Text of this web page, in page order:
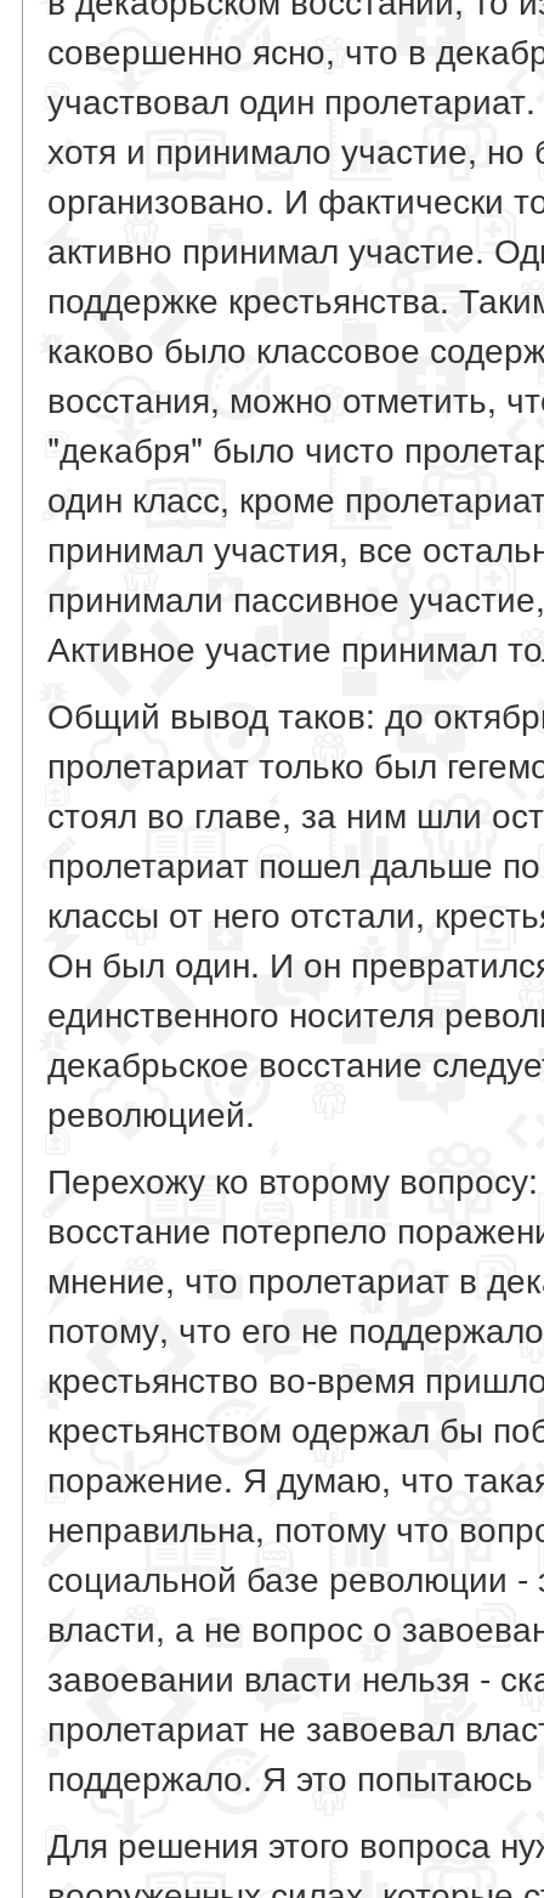
совершенно ясно, что в
участвовал один
хотя и принимало участие, но
организовано. И фактически
активно принимал участие.
поддержке крестьянства.
каково было классовое
восстания, можно отметить,
"декабря" было чисто
один класс, кроме
принимал участия, все
принимали пассивное
Активное участие принимал
Общий вывод таков: до
пролетариат только был
стоял во главе, за ним шли
пролетариат пошел дальше
классы от него отстали,
Он был один. И он
единственного носителя
декабрьское восстание
революцией.
Перехожу ко второму
восстание потерпело
мнение, что пролетариат в
потому, что его не
крестьянство во-время
крестьянством одержал бы
поражение. Я думаю, что
неправильна, потому что
социальной базе революции
власти, а не вопрос о
завоевании власти нельзя -
пролетариат не завоевал
поддержало. Я это попытаюсь
Для решения этого вопроса